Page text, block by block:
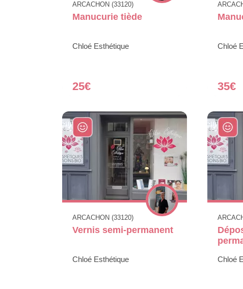
ARCACHON (33120)
Manucurie tiède
Chloé Esthétique
25€
Chloé
35€
ARCACHON (33120)
Vernis semi-permanent
Chloé Esthétique Chloé